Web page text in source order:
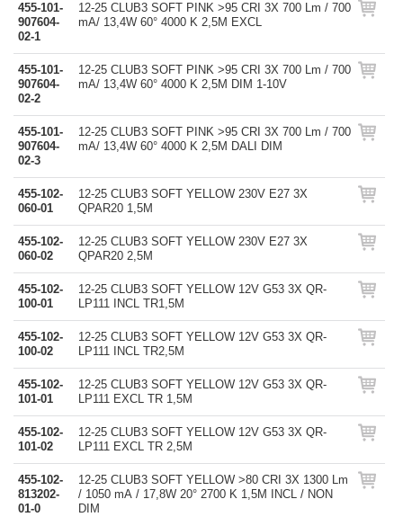
455-101-
907604-
02-1
12-25 CLUB3 SOFT PINK >95 CRI 3X 700 Lm / 700
mA/ 13,4W 60° 4000 K 2,5M EXCL
455-101-
907604-
02-2
12-25 CLUB3 SOFT PINK >95 CRI 3X 700 Lm / 700
mA/ 13,4W 60° 4000 K 2,5M DIM 1-10V
455-101-
907604-
02-3
12-25 CLUB3 SOFT PINK >95 CRI 3X 700 Lm / 700
mA/ 13,4W 60° 4000 K 2,5M DALI DIM
455-102-
060-01
12-25 CLUB3 SOFT YELLOW 230V E27 3X
QPAR20 1,5M
455-102-
060-02
12-25 CLUB3 SOFT YELLOW 230V E27 3X
QPAR20 2,5M
455-102-
100-01
12-25 CLUB3 SOFT YELLOW 12V G53 3X QR-
LP111 INCL TR1,5M
455-102-
100-02
12-25 CLUB3 SOFT YELLOW 12V G53 3X QR-
LP111 INCL TR2,5M
455-102-
101-01
12-25 CLUB3 SOFT YELLOW 12V G53 3X QR-
LP111 EXCL TR 1,5M
455-102-
101-02
12-25 CLUB3 SOFT YELLOW 12V G53 3X QR-
LP111 EXCL TR 2,5M
455-102-
813202-
01-0
12-25 CLUB3 SOFT YELLOW >80 CRI 3X 1300 Lm
/ 1050 mA / 17,8W 20° 2700 K 1,5M INCL / NON
DIM